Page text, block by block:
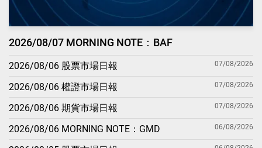
2026/08/07 MORNING NOTE：BAF
2026/08/06 股票市場日報 07/08/2026
2026/08/06 權證市場日報 07/08/2026
2026/08/06 期貨市場日報 07/08/2026
2026/08/06 MORNING NOTE：GMD 06/08/2026